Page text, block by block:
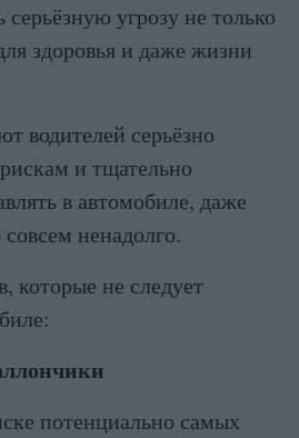
серьёзную угрозу не только
здоровья и даже жизни
водителей серьёзно
и тщательно
в автомобиле, даже
ненадолго.
которые не следует
потенциально самых